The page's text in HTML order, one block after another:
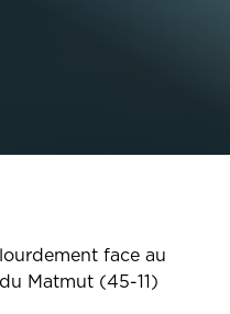
face au
Matmut (45-11)